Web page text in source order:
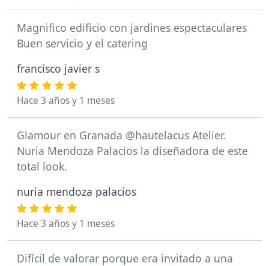
Magnifico edificio con jardines espectaculares
Buen servicio y el catering
francisco javier s
Hace 3 años y 1 meses
Glamour en Granada @hautelacus Atelier.
Nuria Mendoza Palacios la diseñadora de este
total look.
nuria mendoza palacios
Hace 3 años y 1 meses
Difícil de valorar porque era invitado a una